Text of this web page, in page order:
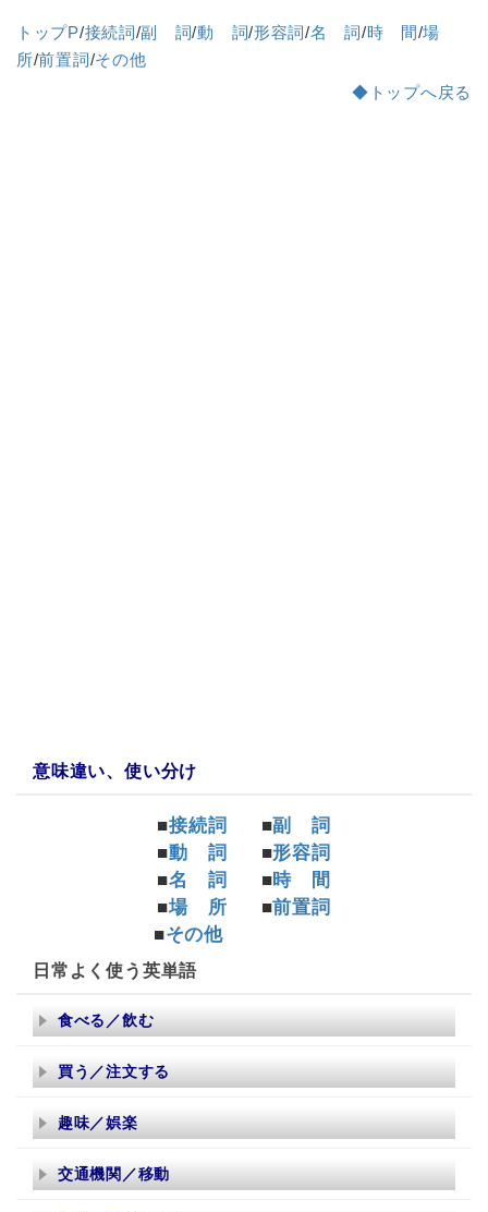
トップP/接続詞/副 詞/動 詞/形容詞/名 詞/時 間/場
所/前置詞/その他
◆トップへ戻る
意味違い、使い分け
■接続詞 ■副 詞
■動 詞 ■形容詞
■名 詞 ■時 間
■場 所 ■前置詞
■その他
日常よく使う英単語
食べる／飲む
買う／注文する
趣味／娯楽
交通機関／移動